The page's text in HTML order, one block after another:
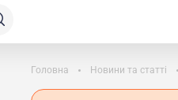
Головна Новини та статті